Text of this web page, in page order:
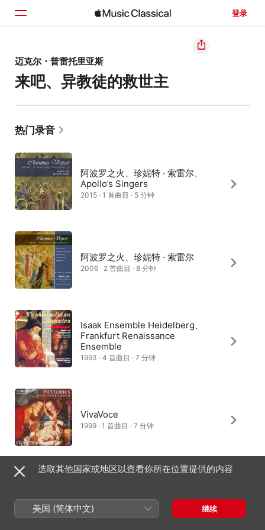
登录
主页
浏览
搜索
迈克尔・普雷托里亚斯
来吧、异教徒的救世主
热门录音
阿波罗之火、珍妮特 · 索雷尔、
Apollo’s Singers
2015 · 1 首曲目 · 5 分钟
阿波罗之火、珍妮特 · 索雷尔
2006 · 2 首曲目 · 8 分钟
Isaak Ensemble Heidelberg、
Frankfurt Renaissance
Ensemble
1993 · 4 首曲目 · 7 分钟
VivaVoce
1999 · 1 首曲目 · 7 分钟
1996 · 1 首曲目 · 7 分钟
选取其他国家或地区以查看你所在位置提供的内容
美国 (简体中文) 继续